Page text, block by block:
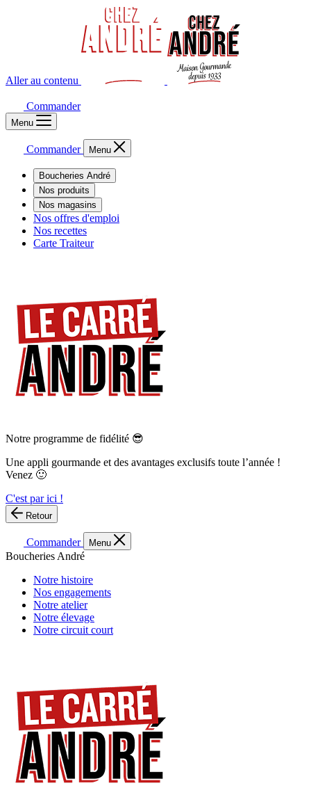
Aller au contenu
Commander
Menu
Commander Menu
Boucheries André
Nos produits
Nos magasins
Nos offres d'emploi
Nos recettes
Carte Traiteur
Notre programme de fidélité 😎
Une appli gourmande et des avantages exclusifs toute l’année !
Venez 🙂
C'est par ici !
Retour
Commander Menu
Boucheries André
Notre histoire
Nos engagements
Notre atelier
Notre élevage
Notre circuit court